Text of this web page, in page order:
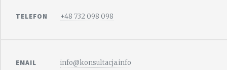
TELEFON +48 732 098 098
EMAIL info@konsultacja.info